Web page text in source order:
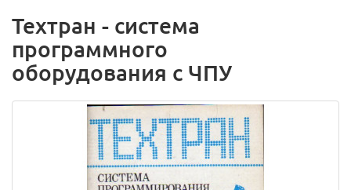
Техтран - система
программного
оборудования с ЧПУ